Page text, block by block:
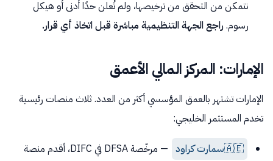
نتمكن من التحقق من ترخيصها، ولم تُعلن حدًا أدنى أو هيكل
رسوم. راجع الجهة التنظيمية مباشرة قبل اتخاذ أي قرار.
الإمارات: المركز المالي الأعمق
الإمارات تشتهر بالعمق المؤسسي أكثر من العدد. ثلاث منصات رئيسية
تخدم المستثمر الخليجي:
🇦🇪سمارت كراود
— مرخّصة DFSA في DIFC، أقدم منصة